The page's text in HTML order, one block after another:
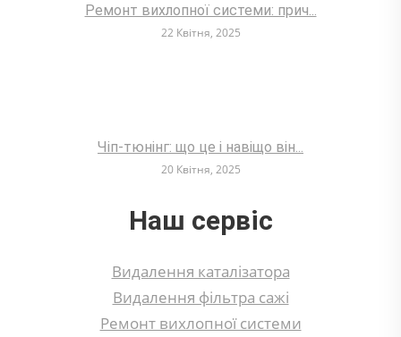
Ремонт вихлопної системи: прич...
22 Квітня, 2025
Чіп-тюнінг: що це і навіщо він...
20 Квітня, 2025
Наш сервіс
Видалення каталізатора
Видалення фільтра сажі
Ремонт вихлопної системи